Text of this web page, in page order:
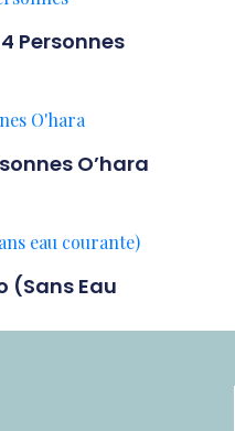
Personnes
O’hara
(Sans Eau